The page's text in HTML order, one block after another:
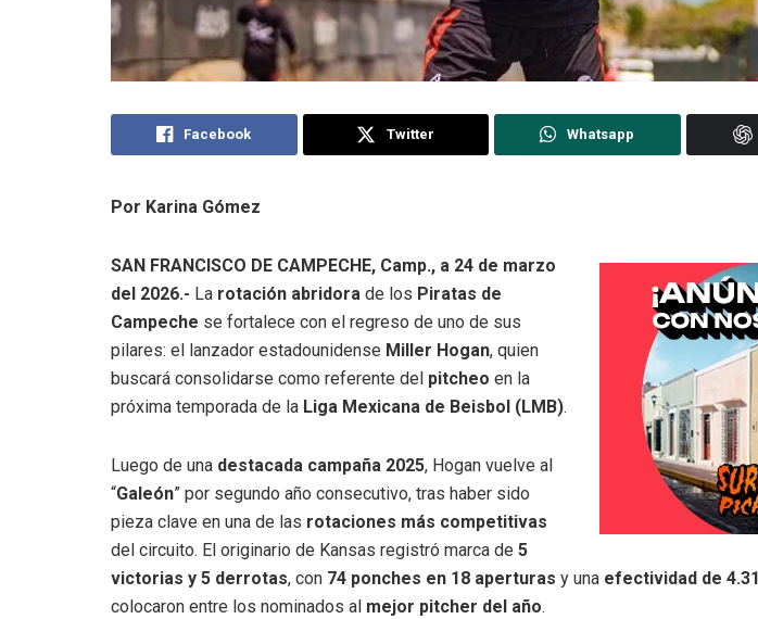
Facebook Twitter Whatsapp
Por Karina Gómez
SAN FRANCISCO DE CAMPECHE, Camp., a 24 de marzo
del 2026.- La rotación abridora de los Piratas de
Campeche se fortalece con el regreso de uno de sus
pilares: el lanzador estadounidense Miller Hogan, quien
buscará consolidarse como referente del pitcheo en la
próxima temporada de la Liga Mexicana de Beisbol (LMB).
Luego de una destacada campaña 2025, Hogan vuelve al
“Galeón” por segundo año consecutivo, tras haber sido
pieza clave en una de las rotaciones más competitivas
del circuito. El originario de Kansas registró marca de 5
victorias y 5 derrotas, con 74 ponches en 18 aperturas y una efectividad de 4.31
colocaron entre los nominados al mejor pitcher del año.